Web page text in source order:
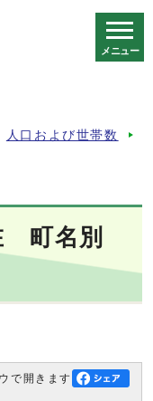
メニュー
人口および世帯数
町名別
で開きます